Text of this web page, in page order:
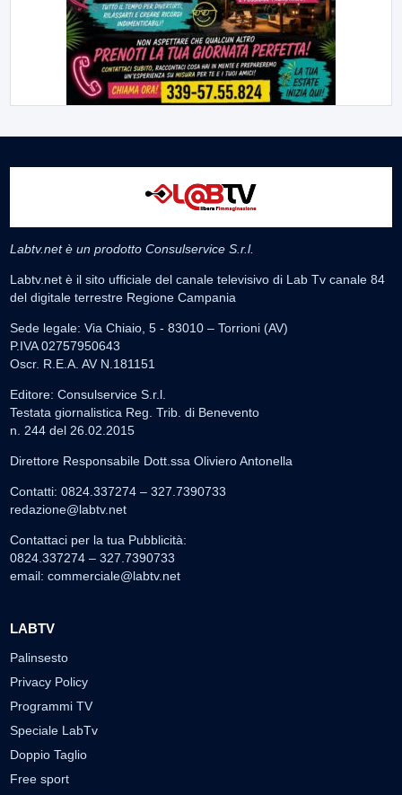
Labtv.net è un prodotto Consulservice S.r.l.
Labtv.net è il sito ufficiale del canale televisivo di Lab Tv canale 84
del digitale terrestre Regione Campania
Sede legale: Via Chiaio, 5 - 83010 – Torrioni (AV)
P.IVA 02757950643
Oscr. R.E.A. AV N.181151
Editore: Consulservice S.r.l.
Testata giornalistica Reg. Trib. di Benevento
n. 244 del 26.02.2015
Direttore Responsabile Dott.ssa Oliviero Antonella
Contatti: 0824.337274 – 327.7390733
redazione@labtv.net
Contattaci per la tua Pubblicità:
0824.337274 – 327.7390733
email: commerciale@labtv.net
LABTV
Palinsesto
Privacy Policy
Programmi TV
Speciale LabTv
Doppio Taglio
Free sport